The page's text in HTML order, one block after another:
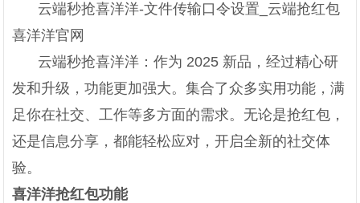
云端秒抢喜洋洋-文件传输口令设置_云端抢红包
喜洋洋官网
云端秒抢喜洋洋：作为 2025 新品，经过精心研
发和升级，功能更加强大。集合了众多实用功能，满
足你在社交、工作等多方面的需求。无论是抢红包，
还是信息分享，都能轻松应对，开启全新的社交体
验。
喜洋洋抢红包功能